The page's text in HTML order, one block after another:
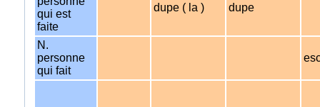
qui est
faite
dupe ( la ) dupe
N.
personne
qui fait